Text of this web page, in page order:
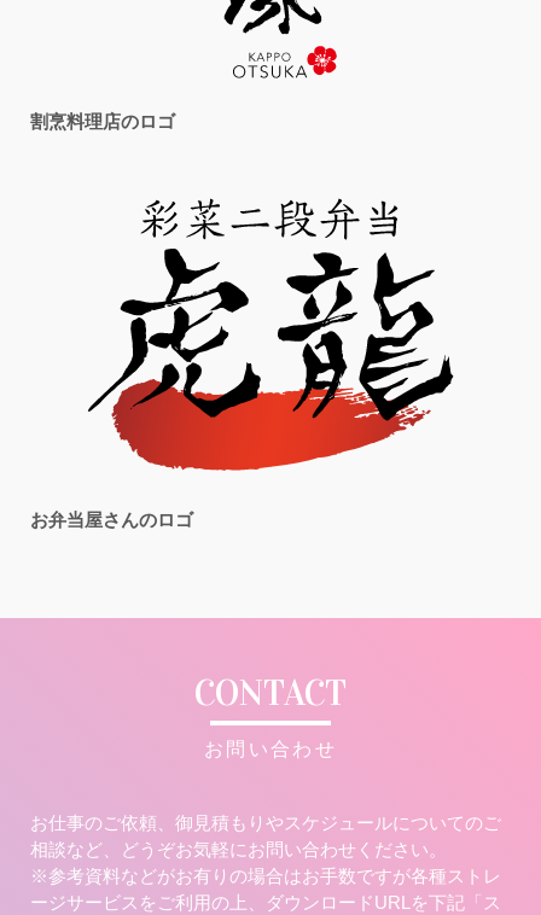
割烹料理店のロゴ
お弁当屋さんのロゴ
CONTACT
お問い合わせ
お仕事のご依頼、御見積もりやスケジュールについてのご
相談など、どうぞお気軽にお問い合わせください。
※参考資料などがお有りの場合はお手数ですが各種ストレ
ージサービスをご利用の上、ダウンロードURLを下記「ス